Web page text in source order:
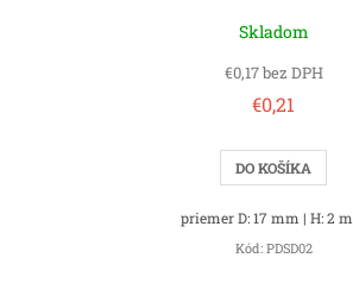
Skladom
€0,17 bez DPH
€0,21
DO KOŠÍKA
priemer D: 17 mm | H: 2
Kód: PDSD02